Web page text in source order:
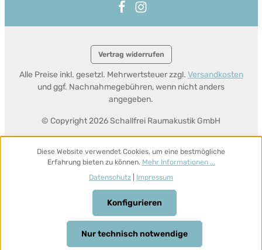
Vertrag widerrufen
© Copyright 2026 Schallfrei Raumakustik GmbH
Alle Preise inkl. gesetzl. Mehrwertsteuer zzgl. Versandkosten
und ggf. Nachnahmegebühren, wenn nicht anders
angegeben.
Diese Website verwendet Cookies, um eine bestmögliche
Erfahrung bieten zu können. Mehr Informationen ...
Datenschutz
Impressum
Nur technisch notwendige
Konfigurieren